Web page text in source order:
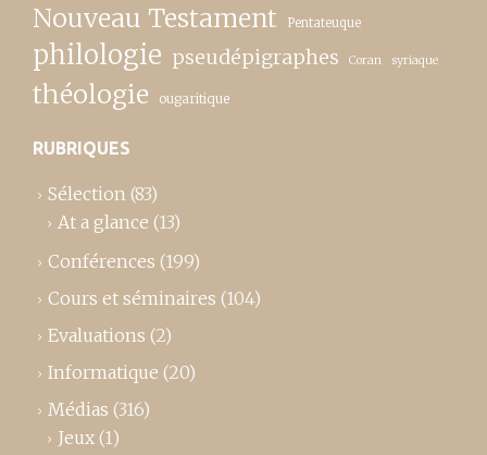
Nouveau Testament Pentateuque
philologie pseudépigraphes Coran syriaque
théologie ougaritique
RUBRIQUES
Sélection (83)
At a glance (13)
Conférences (199)
Cours et séminaires (104)
Evaluations (2)
Informatique (20)
Médias (316)
Jeux (1)